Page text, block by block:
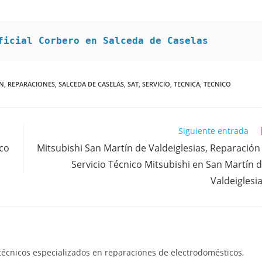
Corbero en Salceda de Caselas
, REPARACIONES, SALCEDA DE CASELAS, SAT, SERVICIO, TECNICA, TECNICO
Siguiente entrada
Mitsubishi San Martín de Valdeiglesias, Reparación
Servicio Técnico Mitsubishi en San Martín
especializados en reparaciones de electrodomésticos,